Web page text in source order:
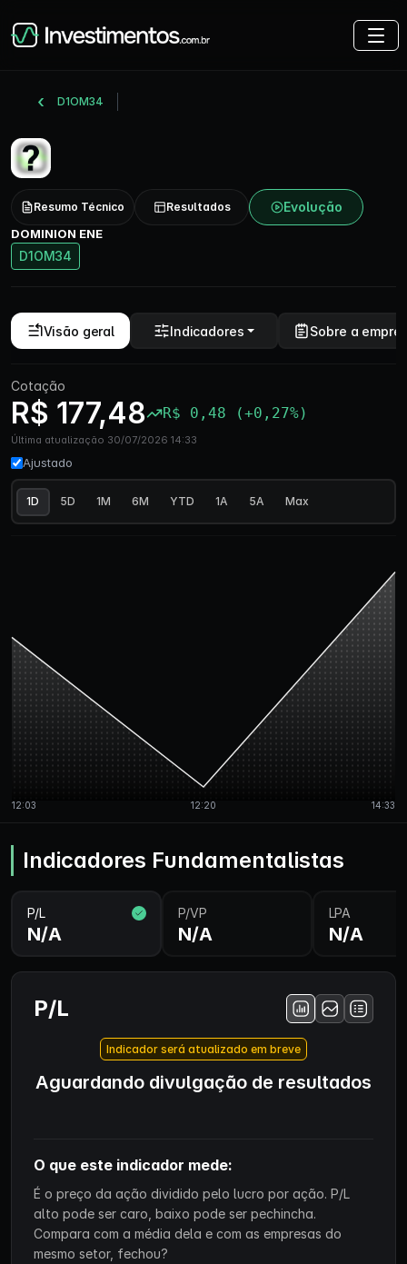
D1OM34
Resumo Técnico Resultados Evolução
DOMINION ENE
D1OM34
Visão geral Indicadores Sobre a
Cotação
R$ 177,48 R$ 0,48 (+0,27%)
Última atualização 30/07/2026 14:33
Ajustado
1D 5D 1M 6M YTD 1A 5A Max
Indicadores Fundamentalistas
P/L
N/A
P/VP
N/A
LPA
N/A
P/L
Indicador será atualizado em breve
Aguardando divulgação de resultados
O que este indicador mede:
É o preço da ação dividido pelo lucro por ação. P/L
alto pode ser caro, baixo pode ser pechincha.
Compara com a média dela e com as empresas do
mesmo setor, fechou?